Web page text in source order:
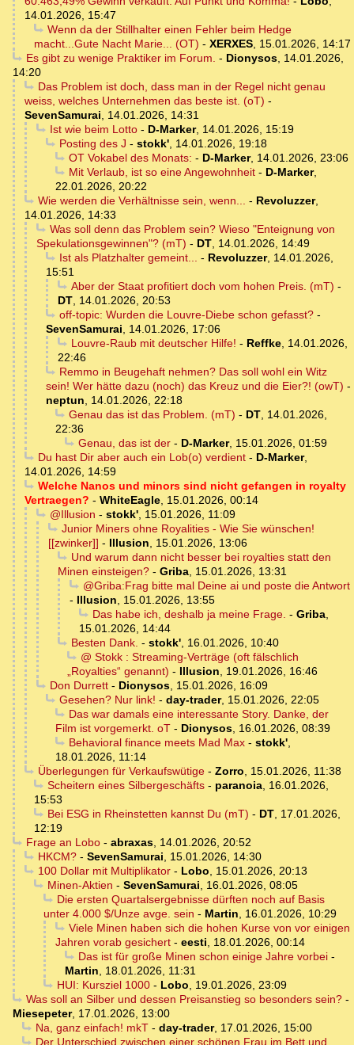
14.01.2026, 15:47
Wenn da der Stillhalter einen Fehler beim Hedge
macht...Gute Nacht Marie... (OT) - XERXES, 15.01.2026, 14:17
Es gibt zu wenige Praktiker im Forum. - Dionysos, 14.01.2026,
14:20
Das Problem ist doch, dass man in der Regel nicht genau
weiss, welches Unternehmen das beste ist. (oT) -
SevenSamurai, 14.01.2026, 14:31
Ist wie beim Lotto- D-Marker, 14.01.2026, 15:19
Posting des J - stokk', 14.01.2026, 19:18
OT Vokabel des Monats: - D-Marker, 14.01.2026, 23:06
Mit Verlaub, ist so eine Angewohnheit- D-Marker,
22.01.2026, 20:22
Wie werden die Verhältnisse sein, wenn... - Revoluzzer,
14.01.2026, 14:33
Was soll denn das Problem sein? Wieso "Enteignung von
Spekulationsgewinnen"? (mT) - DT, 14.01.2026, 14:49
Ist als Platzhalter gemeint... - Revoluzzer, 14.01.2026,
15:51
Aber der Staat profitiert doch vom hohen Preis. (mT) -
DT, 14.01.2026, 20:53
off-topic: Wurden die Louvre-Diebe schon gefasst?-
SevenSamurai, 14.01.2026, 17:06
Louvre-Raub mit deutscher Hilfe! - Reffke, 14.01.2026,
22:46
Remmo in Beugehaft nehmen? Das soll wohl ein Witz
sein! Wer hätte dazu (noch) das Kreuz und die Eier?! (owT) -
neptun, 14.01.2026, 22:18
Genau das ist das Problem. (mT) - DT, 14.01.2026,
22:36
Genau, das ist der- D-Marker, 15.01.2026, 01:59
Du hast Dir aber auch ein Lob(o) verdient- D-Marker,
14.01.2026, 14:59
Welche Nanos und minors sind nicht gefangen in royalty
Vertraegen? - WhiteEagle, 15.01.2026, 00:14
@Illusion - stokk', 15.01.2026, 11:09
Junior Miners ohne Royalities - Wie Sie wünschen!
[[zwinker]] - Illusion, 15.01.2026, 13:06
Und warum dann nicht besser bei royalties statt den
Minen einsteigen? - Griba, 15.01.2026, 13:31
@Griba:Frag bitte mal Deine ai und poste die Antwort
- Illusion, 15.01.2026, 13:55
Das habe ich, deshalb ja meine Frage. - Griba,
15.01.2026, 14:44
Besten Dank. - stokk', 16.01.2026, 10:40
@ Stokk : Streaming‑Verträge (oft fälschlich
„Royalties“ genannt) - Illusion, 19.01.2026, 16:46
Don Durrett- Dionysos, 15.01.2026, 16:09
Gesehen? Nur link! - day-trader, 15.01.2026, 22:05
Das war damals eine interessante Story. Danke, der
Film ist vorgemerkt. oT - Dionysos, 16.01.2026, 08:39
Behavioral finance meets Mad Max- stokk',
18.01.2026, 11:14
Überlegungen für Verkaufswütige- Zorro, 15.01.2026, 11:38
Scheitern eines Silbergeschäfts- paranoia, 16.01.2026,
15:53
Bei ESG in Rheinstetten kannst Du (mT) - DT, 17.01.2026,
12:19
Frage an Lobo- abraxas, 14.01.2026, 20:52
HKCM?- SevenSamurai, 15.01.2026, 14:30
100 Dollar mit Multiplikator- Lobo, 15.01.2026, 20:13
Minen-Aktien - SevenSamurai, 16.01.2026, 08:05
Die ersten Quartalsergebnisse dürften noch auf Basis
unter 4.000 $/Unze avge. sein - Martin, 16.01.2026, 10:29
Viele Minen haben sich die hohen Kurse von vor einigen
Jahren vorab gesichert - eesti, 18.01.2026, 00:14
Das ist für große Minen schon einige Jahre vorbei-
Martin, 18.01.2026, 11:31
HUI: Kursziel 1000- Lobo, 19.01.2026, 23:09
Was soll an Silber und dessen Preisanstieg so besonders sein?-
Miesepeter, 17.01.2026, 13:00
Na, ganz einfach! mkT- day-trader, 17.01.2026, 15:00
Der Unterschied zwischen einer schönen Frau im Bett und